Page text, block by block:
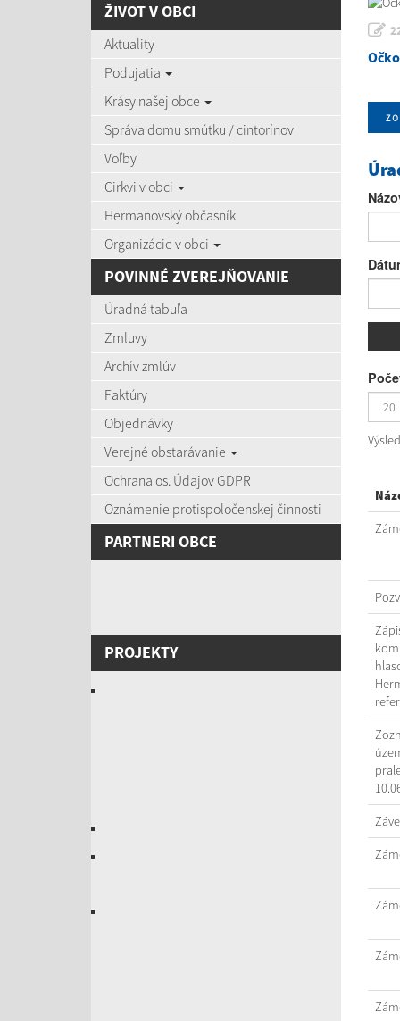
ŽIVOT V OBCI
Aktuality
Podujatia
Krásy našej obce
Správa domu smútku / cintorínov
Voľby
Cirkvi v obci
Hermanovský občasník
Organizácie v obci
POVINNÉ ZVEREJŇOVANIE
Úradná tabuľa
Zmluvy
Archív zmlúv
Faktúry
Objednávky
Verejné obstarávanie
Ochrana os. Údajov GDPR
Oznámenie protispoločenskej činnosti
PARTNERI OBCE
PROJEKTY